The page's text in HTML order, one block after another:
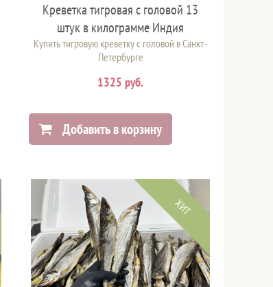
Креветка тигровая с головой 13
штук в килограмме Индия
Купить тигровую креветку с головой в Санкт-
Петербурге
1325 руб.
Добавить в корзину
ХИТ